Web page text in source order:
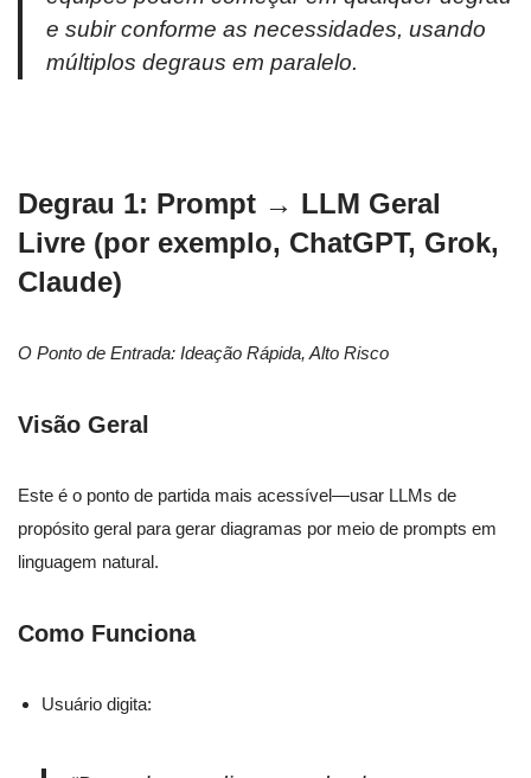
e subir conforme as necessidades, usando
múltiplos degraus em paralelo.
Degrau 1: Prompt → LLM Geral
Livre (por exemplo, ChatGPT, Grok,
Claude)
O Ponto de Entrada: Ideação Rápida, Alto Risco
Visão Geral
Este é o ponto de partida mais acessível—usar LLMs de
propósito geral para gerar diagramas por meio de prompts em
linguagem natural.
Como Funciona
Usuário digita: